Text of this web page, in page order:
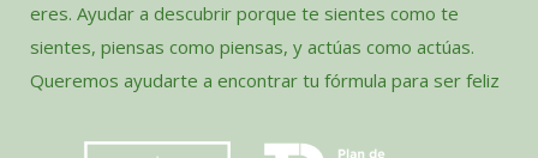
eres. Ayudar a descubrir porque te sientes como te
sientes, piensas como piensas, y actúas como actúas.
Queremos ayudarte a encontrar tu fórmula para ser feliz